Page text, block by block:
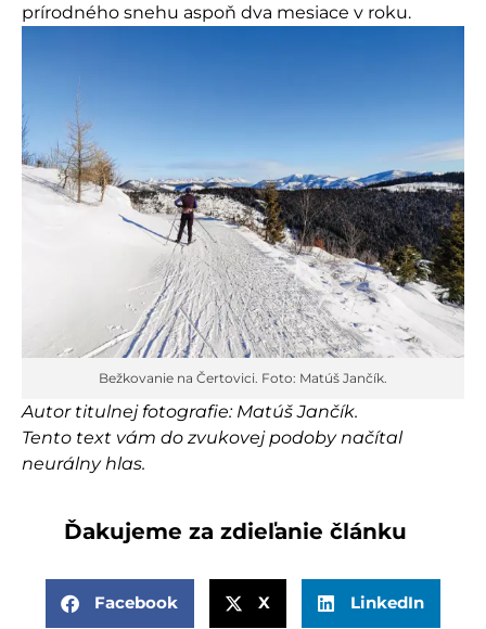
prírodného snehu aspoň dva mesiace v roku.
Bežkovanie na Čertovici. Foto: Matúš Jančík.
Autor titulnej fotografie: Matúš Jančík.
Tento text vám do zvukovej podoby načítal
neurálny hlas.
Ďakujeme za zdieľanie článku
Facebook X LinkedIn